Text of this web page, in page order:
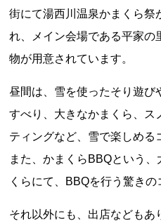
街にて湯西川温泉かまくら祭
れ、メイン会場である平家の
物が用意されています。
昼間は、雪を使ったそり遊び
すべり、大きなかまくら、ス
ティングなど、雪で楽しめる
また、かまくらBBQという
くらにて、BBQを行う驚きの
それ以外にも、出店などもあ